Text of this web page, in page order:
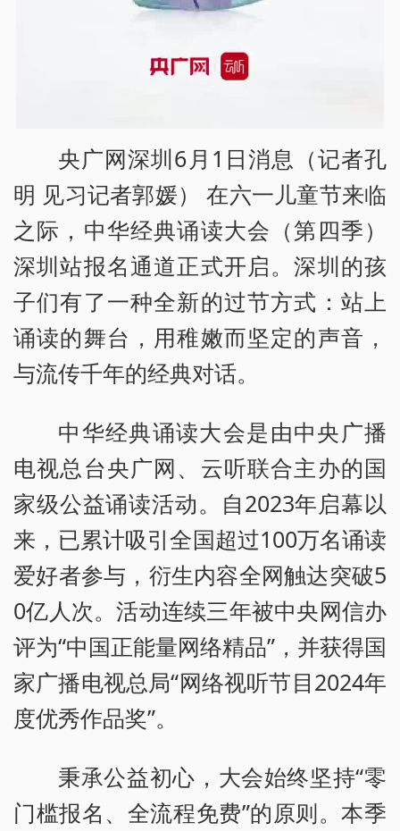
央广网深圳6月1日消息（记者孔
明 见习记者郭媛） 在六一儿童节来临
之际，中华经典诵读大会（第四季）
深圳站报名通道正式开启。深圳的孩
子们有了一种全新的过节方式：站上
诵读的舞台，用稚嫩而坚定的声音，
与流传千年的经典对话。
中华经典诵读大会是由中央广播
电视总台央广网、云听联合主办的国
家级公益诵读活动。自2023年启幕以
来，已累计吸引全国超过100万名诵读
爱好者参与，衍生内容全网触达突破5
0亿人次。活动连续三年被中央网信办
评为“中国正能量网络精品”，并获得国
家广播电视总局“网络视听节目2024年
度优秀作品奖”。
秉承公益初心，大会始终坚持“零
门槛报名、全流程免费”的原则。本季